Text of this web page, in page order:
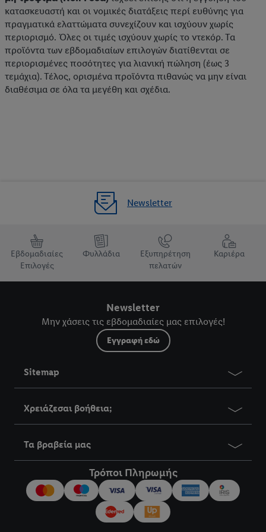
κατασκευαστή και οι νομικές διατάξεις περί ευθύνης για
πραγματικά ελαττώματα συνεχίζουν και ισχύουν χωρίς
περιορισμό. Όλες οι τιμές ισχύουν χωρίς το ντεκόρ. Τα
προϊόντα των εβδομαδιαίων επιλογών διατίθενται σε
περιορισμένες ποσότητες για λιανική πώληση (έως 3
τεμάχια). Τέλος, ορισμένα προϊόντα πιθανώς να μην είναι
διαθέσιμα σε όλα τα μεγέθη και σχέδια.
Newsletter
Εβδομαδιαίες
Επιλογές
Φυλλάδια
Εξυπηρέτηση
πελατών
Καριέρα
Newsletter
Μην χάσεις τις εβδομαδιαίες μας επιλογές!
Εγγραφή εδώ
Sitemap
Χρειάζεσαι βοήθεια;
Τα βραβεία μας
Τρόποι Πληρωμής
Κάνοντας κλικ στην επιλογή «Απόρριψη», επιτρέπετε μόνο τη
χρήση των τεχνικά απαραίτητων τεχνολογιών. Κάνοντας κλικ
στην επιλογή «Αποδοχή», συγκατατίθεστε στην επεξεργασία για
όλους τους προαναφερθέντες σκοπούς. Περαιτέρω
πληροφορίες, μεταξύ άλλων για την περίοδο αποθήκευσης των
δεδομένων και το δικαίωμά σας να ανακαλέσετε τη
συγκατάθεσή σας ανά πάσα στιγμή με ισχύ για το μέλλον,